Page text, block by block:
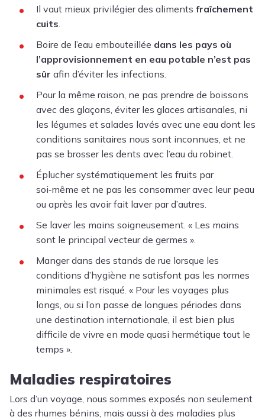
Il vaut mieux privilégier des aliments fraîchement
cuits
Boire de l’eau embouteillée dans les pays où
l’approvisionnement en eau potable n’est pas
sûr afin d’éviter les infections.
Pour la même raison, ne pas prendre de boissons
avec des glaçons, éviter les glaces artisanales, ni
les légumes et salades lavés avec une eau dont les
conditions sanitaires nous sont inconnues, et ne
pas se brosser les dents avec l’eau du robinet.
Éplucher systématiquement les fruits par
soi‑même et ne pas les consommer avec leur peau
ou après les avoir fait laver par d’autres.
Se laver les mains soigneusement. « Les mains
sont le principal vecteur de germes ».
Manger dans des stands de rue lorsque les
conditions d’hygiène ne satisfont pas les normes
minimales est risqué. « Pour les voyages plus
longs, ou si l’on passe de longues périodes dans
une destination internationale, il est bien plus
difficile de vivre en mode quasi hermétique tout le
temps ».
Maladies respiratoires
Lors d’un voyage, nous sommes exposés non seulement
à des rhumes bénins, mais aussi à des maladies plus